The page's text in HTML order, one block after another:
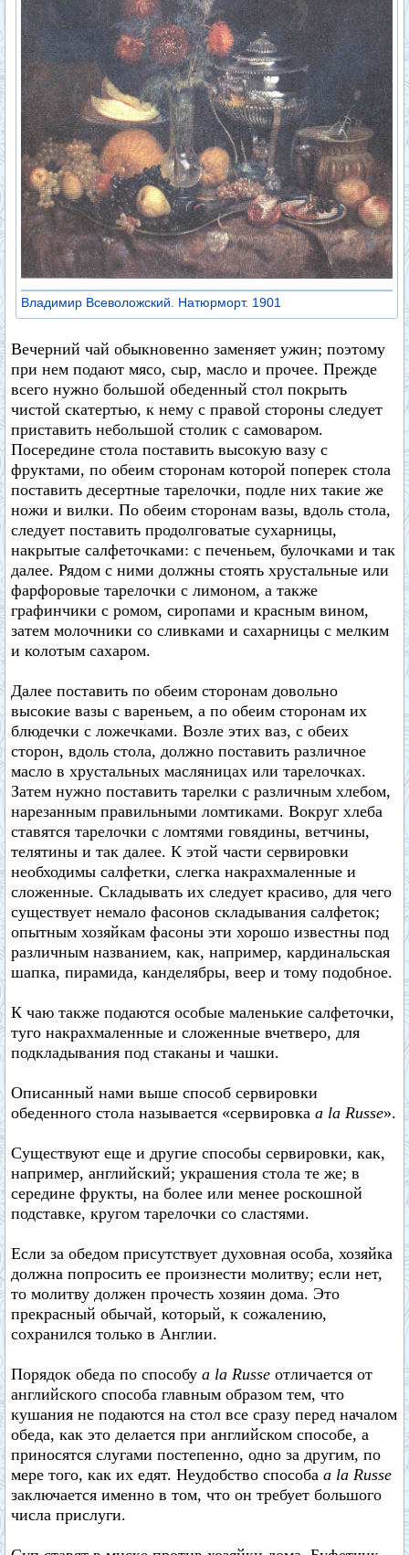
Владимир Всеволожский. Натюрморт. 1901
Вечерний чай обыкновенно заменяет ужин; поэтому
при нем подают мясо, сыр, масло и прочее. Прежде
всего нужно большой обеденный стол покрыть
чистой скатертью, к нему с правой стороны следует
приставить небольшой столик с самоваром.
Посередине стола поставить высокую вазу с
фруктами, по обеим сторонам которой поперек стола
поставить десертные тарелочки, подле них такие же
ножи и вилки. По обеим сторонам вазы, вдоль стола,
следует поставить продолговатые сухарницы,
накрытые салфеточками: с печеньем, булочками и так
далее. Рядом с ними должны стоять хрустальные или
фарфоровые тарелочки с лимоном, а также
графинчики с ромом, сиропами и красным вином,
затем молочники со сливками и сахарницы с мелким
и колотым сахаром.
Далее поставить по обеим сторонам довольно
высокие вазы с вареньем, а по обеим сторонам их
блюдечки с ложечками. Возле этих ваз, с обеих
сторон, вдоль стола, должно поставить различное
масло в хрустальных масляницах или тарелочках.
Затем нужно поставить тарелки с различным хлебом,
нарезанным правильными ломтиками. Вокруг хлеба
ставятся тарелочки с ломтями говядины, ветчины,
телятины и так далее. К этой части сервировки
необходимы салфетки, слегка накрахмаленные и
сложенные. Складывать их следует красиво, для чего
существует немало фасонов складывания салфеток;
опытным хозяйкам фасоны эти хорошо известны под
различным названием, как, например, кардинальская
шапка, пирамида, канделябры, веер и тому подобное.
К чаю также подаются особые маленькие салфеточки,
туго накрахмаленные и сложенные вчетверо, для
подкладывания под стаканы и чашки.
Описанный нами выше способ сервировки
обеденного стола называется «сервировка а lа Russe».
Существуют еще и другие способы сервировки, как,
например, английский; украшения стола те же; в
середине фрукты, на более или менее роскошной
подставке, кругом тарелочки со сластями.
Если за обедом присутствует духовная особа, хозяйка
должна попросить ее произнести молитву; если нет,
то молитву должен прочесть хозяин дома. Это
прекрасный обычай, который, к сожалению,
сохранился только в Англии.
Порядок обеда по способу a la Russe отличается от
английского способа главным образом тем, что
кушания не подаются на стол все сразу перед началом
обеда, как это делается при английском способе, а
приносятся слугами постепенно, одно за другим, по
мере того, как их едят. Неудобство способа a la Russe
заключается именно в том, что он требует большого
числа прислуги.